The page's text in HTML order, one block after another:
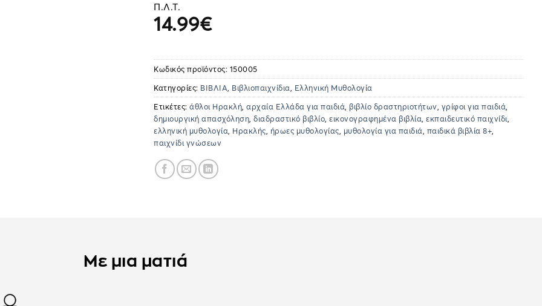
Π.Λ.Τ.
14.99€
Κωδικός προϊόντος: 150005
Κατηγορίες: ΒΙΒΛΙΑ Βιβλιοπαιχνίδια
Ελληνική Μυθολογία
Ετικέτες: άθλοι Ηρακλή αρχαία Ελλάδα για παιδιά βιβλίο δραστηριοτήτων γρίφοι για παιδιά
δημιουργική απασχόληση διαδραστικό βιβλίο εικονογραφημένα βιβλία εκπαιδευτικό παιχνίδι
ελληνική μυθολογία Ηρακλής ήρωες μυθολογίας μυθολογία για παιδιά παιδικά βιβλία 8+
παιχνίδι γνώσεων
Με μια ματιά